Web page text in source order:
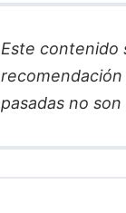
Este contenido
pasadas no